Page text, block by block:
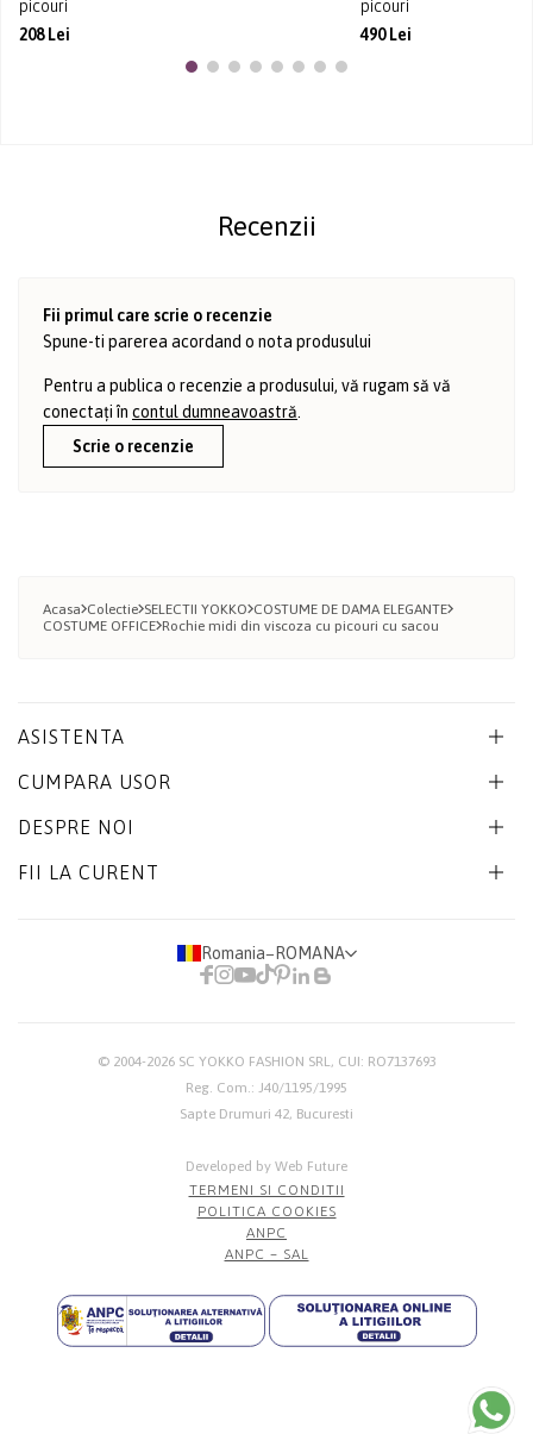
picouri
208 Lei
picouri
490 Lei
Recenzii
Fii primul care scrie o recenzie
Spune-ti parerea acordand o nota produsului
Pentru a publica o recenzie a produsului, vă rugam să vă
conectați în contul dumneavoastră.
Scrie o recenzie
Acasa Colectie SELECTII YOKKO COSTUME DE DAMA ELEGANTE
COSTUME OFFICE Rochie midi din viscoza cu picouri cu sacou
ASISTENTA
CUMPARA USOR
DESPRE NOI
FII LA CURENT
Romania− ROMANA
© 2004-2026 SC YOKKO FASHION SRL, CUI: RO7137693
Reg. Com.: J40/1195/1995
Sapte Drumuri 42, Bucuresti
Developed by Web Future
TERMENI SI CONDITII
POLITICA COOKIES
ANPC
ANPC – SAL